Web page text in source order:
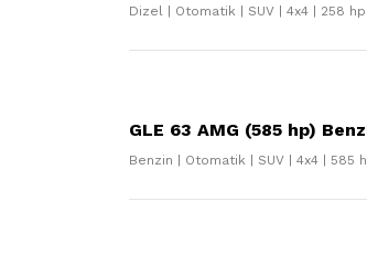
Dizel | Otomatik | SUV | 4x4 | 258
GLE 63 AMG (585 hp)
Benzin | Otomatik | SUV | 4x4 | 585